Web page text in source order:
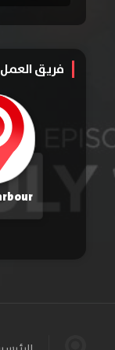
فريق العمل